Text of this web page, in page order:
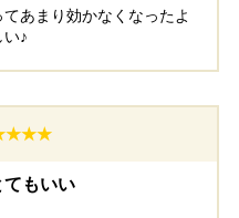
あまり効かなくなったよ
♪
てもいい